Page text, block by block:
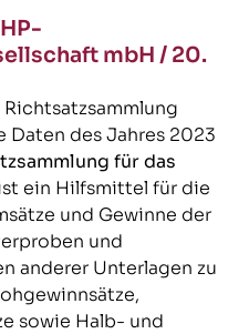
mbH / 20.
des Jahres 2023
für das
ein Hilfsmittel für die
und Gewinne der
und
anderer Unterlagen zu
sowie Halb- und